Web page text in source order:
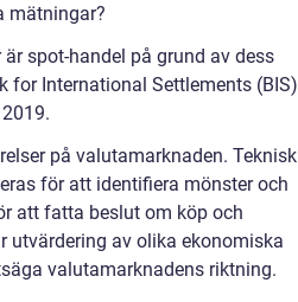
mätningar?
spot-handel på grund av dess
for International Settlements (BIS)
på valutamarknaden. Teknisk
för att identifiera mönster och
att fatta beslut om köp och
utvärdering av olika ekonomiska
valutamarknadens riktning.